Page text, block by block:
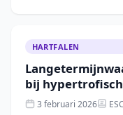
HARTFALEN
bij
3 februari 2026